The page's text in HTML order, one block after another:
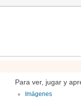
Para ver, jugar y
Imágenes